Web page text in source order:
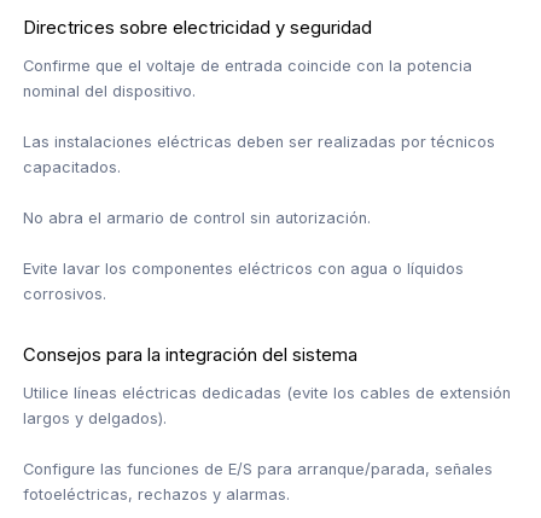
Directrices sobre electricidad y seguridad
Confirme que el voltaje de entrada coincide con la potencia
nominal del dispositivo.
Las instalaciones eléctricas deben ser realizadas por técnicos
capacitados.
No abra el armario de control sin autorización.
Evite lavar los componentes eléctricos con agua o líquidos
corrosivos.
Consejos para la integración del sistema
Utilice líneas eléctricas dedicadas (evite los cables de extensión
largos y delgados).
Configure las funciones de E/S para arranque/parada, señales
fotoeléctricas, rechazos y alarmas.